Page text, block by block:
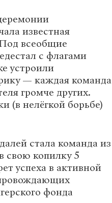
известная
всеобщие
с флагами
устроили
— каждая команда
громче других.
(в нелёгкой борьбе)
стала команда из
свою копилку 5
успеха в активной
фонда